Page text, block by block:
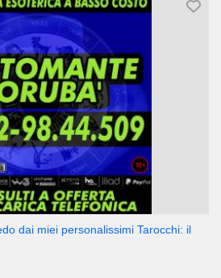
dai miei personalissimi Tarocchi: il